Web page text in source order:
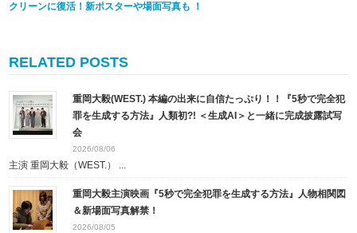
クリーンに復活！新ポスターや場面写真も ！
RELATED POSTS
重岡大毅(WEST.) 本編の出来に自信たっぷり！！『5秒で完全犯
罪を生成する方法』人類初?! ＜生成AI＞と一緒に完成披露試写
会
2026/08/06
主演 重岡大毅（WEST.） ...
重岡大毅主演映画『5秒で完全犯罪を生成する方法』人物相関図
＆新場面写真解禁！
2026/08/05